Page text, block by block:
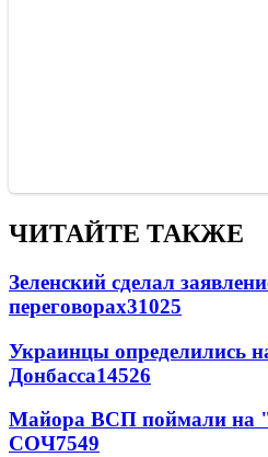
ЧИТАЙТЕ ТАКЖЕ
Зеленский сделал
переговорах31025
Украинцы определились
Донбасса14526
Майора ВСП поймали на
СОЧ7549